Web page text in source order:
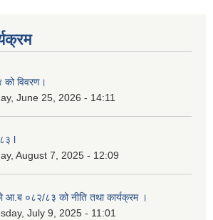
को विवरण।
June 25, 2026 - 14:11
l
August 7, 2025 - 12:09
आ.ब ०८२/८३ को नीति तथा कार्यक्रम ।
July 9, 2025 - 11:01